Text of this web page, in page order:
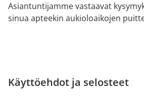
Asiantuntijamme vastaavat
sinua apteekin aukioloaikojen
Käyttöehdot ja selosteet